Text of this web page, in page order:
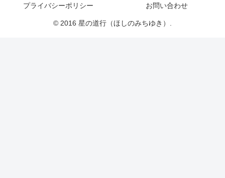
プライバシーポリシー
お問い合わせ
© 2016 星の道行（ほしのみちゆき）.